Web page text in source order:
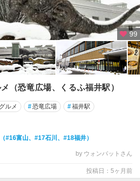
99
（恐竜広場、くるふ福井駅）
ルメ #恐竜広場 #福井駅
#16富山、#17石川、#18福井）
by ウォンバットさん
投稿日：5ヶ月前